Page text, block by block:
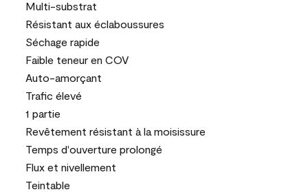
Multi-substrat
Résistant aux éclaboussures
Séchage rapide
Faible teneur en COV
Auto-amorçant
Trafic élevé
1 partie
Revêtement résistant à la moisissure
Temps d'ouverture prolongé
Flux et nivellement
Teintable